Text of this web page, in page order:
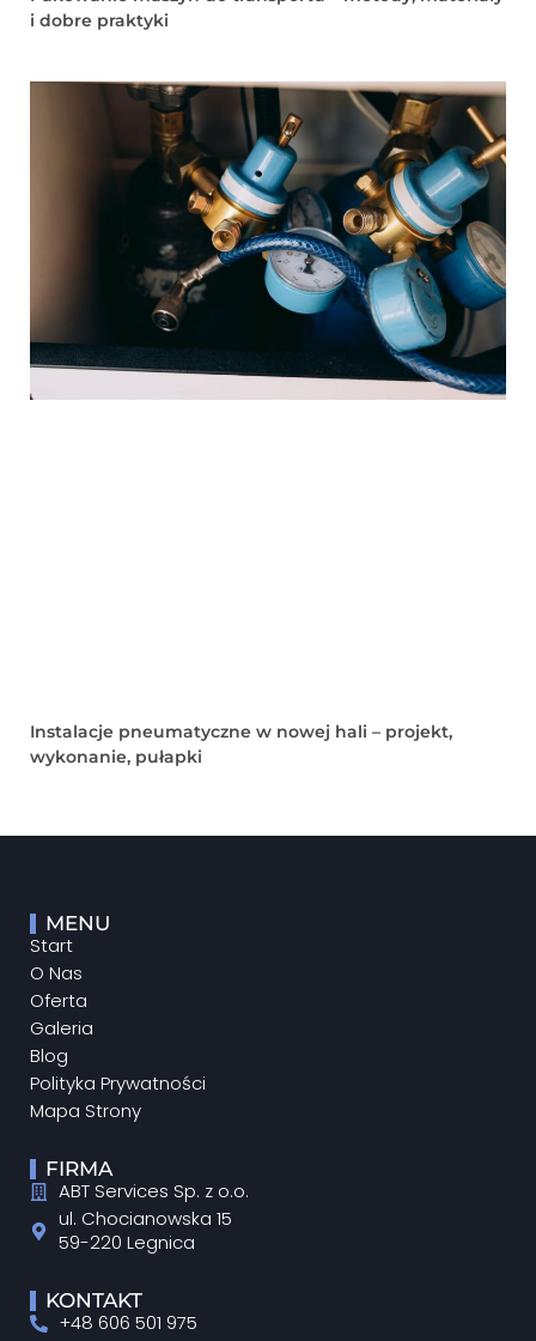
i dobre praktyki
Instalacje pneumatyczne w nowej hali – projekt,
wykonanie, pułapki
MENU
Start
O Nas
Oferta
Galeria
Blog
Polityka Prywatności
Mapa Strony
FIRMA
ABT Services Sp. z o.o.
ul. Chocianowska 15
59-220 Legnica
KONTAKT
+48 606 501 975